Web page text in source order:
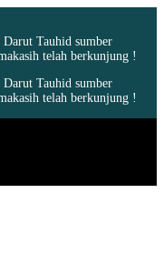
Tauhid sumber
telah berkunjung !
Tauhid sumber
telah berkunjung !